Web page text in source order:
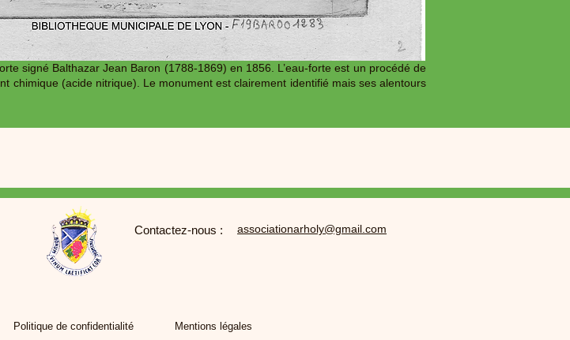
signé Balthazar Jean Baron (1788-1869) en 1856. L’eau-forte est un procédé de
chimique (acide nitrique). Le monument est clairement identifié mais ses alentours
Contactez-nous : associationarholy@gmail.com
Politique de confidentialité Mentions légales